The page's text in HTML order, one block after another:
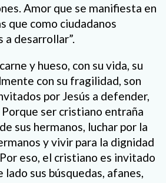
Amor que se manifiesta en
que como ciudadanos
desarrollar”.
y hueso, con su vida, su
con su fragilidad, son
por Jesús a defender,
Porque ser cristiano entraña
sus hermanos, luchar por la
y vivir para la dignidad
eso, el cristiano es invitado
lado sus búsquedas, afanes,